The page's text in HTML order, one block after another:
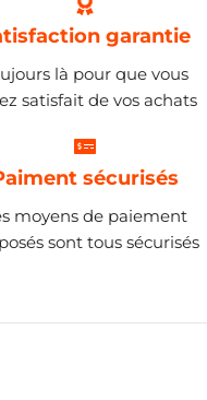
garantie
là pour que vous
satisfait de vos achats
sécurisés
moyens de paiement
sont tous sécurisés